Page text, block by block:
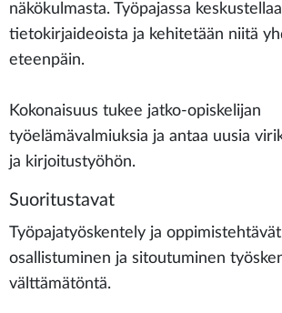
näkökulmasta. Työpajassa
tietokirjaideoista ja kehitetään niitä
eteenpäin.
Kokonaisuus tukee jatko-opiskelijan
työelämävalmiuksia ja antaa uusia
ja kirjoitustyöhön.
Suoritustavat
Työpajatyöskentely ja
osallistuminen ja sitoutuminen
välttämätöntä.